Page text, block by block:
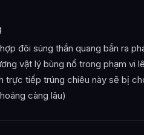
đôi súng thần quang bắn ra
vật lý bùng nổ trong phạm vi
trực tiếp trúng chiêu này sẽ bị
càng lâu)